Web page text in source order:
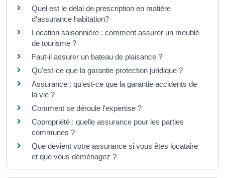
Quel est le délai de prescription en matière
d'assurance habitation?
Location saisonnière : comment assurer un meublé
de tourisme ?
Faut-il assurer un bateau de plaisance ?
Qu'est-ce que la garantie protection juridique ?
Assurance : qu'est-ce que la garantie accidents de
la vie ?
Comment se déroule l'expertise ?
Copropriété : quelle assurance pour les parties
communes ?
Que devient votre assurance si vous êtes locataire
et que vous déménagez ?